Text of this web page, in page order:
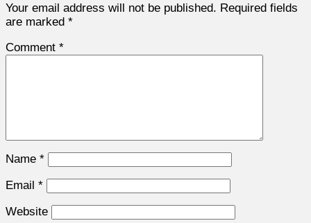
Your email address will not be published. Required fields
are marked *
Comment *
Name *
Email *
Website